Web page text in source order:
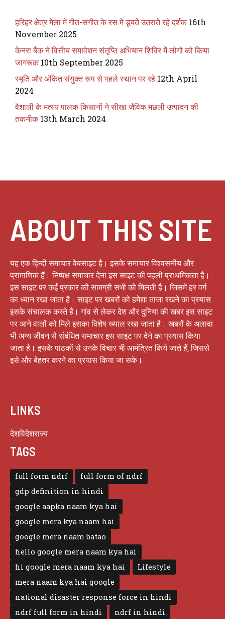
हरिहर क्षेत्र मेला में गीत-संगीत के रस में डूबते उतराते रहे दर्शक 16th
November 2025
केनरा बैंक ने वित्तीय समावेशन संतृप्ति अभियान शिविर में लोगों को किया
जागरूक 10th September 2025
स्मृति और अंकित संयुक्त रूप से पहले स्थान पर रहे 12th April
2024
वैशाली के मत्स्य पालक किसानों ने सीखा जैविक मछली उत्पादन की
तकनीक 13th March 2024
ABOUT THIS SITE
यह एक हिन्दी समाचार वेबसाइट है। इसके समाचार विश्वसनीय और
प्रामाणिक हैं। निष्पक्ष समाचार देना इस साइट की पहली प्राथमिकता है।
इस साइट पर कई प्रकार की सामग्री सभी को मिलती है। जिसमें हर वर्ग
का ध्यान रखा जाता है। साइट पर खबरों को हमेशा ताजा रखने का प्रयास
इसके संचालक करते हैं। गांव से लेकर देश और दुनिया की खबर इस साइट
पर आने वालों को मिले इसका विशेष ख्याल रखा जाता है। खबरों के अलावा
भी अन्य जीवन से संबंधित समाचार इस साइट पर देने का प्रयास किया
जाता है। इसके पाठकों से उनके विचार भी आमंत्रित किये जाते हैं, जिससे
इसे और बेहतर करने का प्रयास किया जा सके।
LINKS
देशविदेशराज्य
TAGS
full form ndrf
full form of ndrf
gdp definition in hindi
google aapka naam kya hai
google mera kya naam hai
google mera naam batao
hello google mera naam kya hai
hi google mera naam kya hai
Lifestyle
mera naam kya hai google
national disaster response force in hindi
ndrf full form in hindi
ndrf in hindi